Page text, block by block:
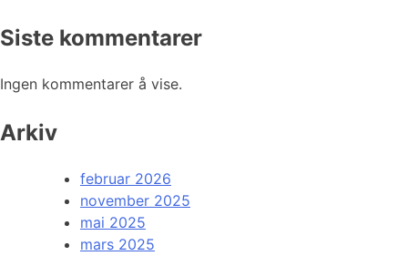
Siste kommentarer
Ingen kommentarer å vise.
Arkiv
februar 2026
november 2025
mai 2025
mars 2025